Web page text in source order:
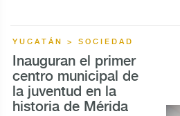
YUCATÁN > SOCIEDAD
Inauguran el primer
centro municipal de
la juventud en la
historia de Mérida